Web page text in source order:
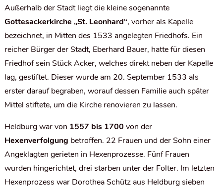
Außerhalb der Stadt liegt die kleine sogenannte
Gottesackerkirche „St. Leonhard“, vorher als Kapelle
bezeichnet, in Mitten des 1533 angelegten Friedhofs. Ein
reicher Bürger der Stadt, Eberhard Bauer, hatte für diesen
Friedhof sein Stück Acker, welches direkt neben der Kapelle
lag, gestiftet. Dieser wurde am 20. September 1533 als
erster darauf begraben, worauf dessen Familie auch später
Mittel stiftete, um die Kirche renovieren zu lassen.
Heldburg war von 1557 bis 1700 von der
Hexenverfolgung betroffen. 22 Frauen und der Sohn einer
Angeklagten gerieten in Hexenprozesse. Fünf Frauen
wurden hingerichtet, drei starben unter der Folter. Im letzten
Hexenprozess war Dorothea Schütz aus Heldburg sieben